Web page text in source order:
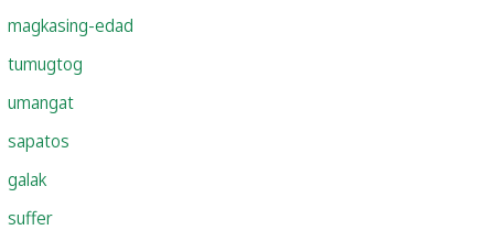
magkasing-edad
tumugtog
umangat
sapatos
galak
suffer